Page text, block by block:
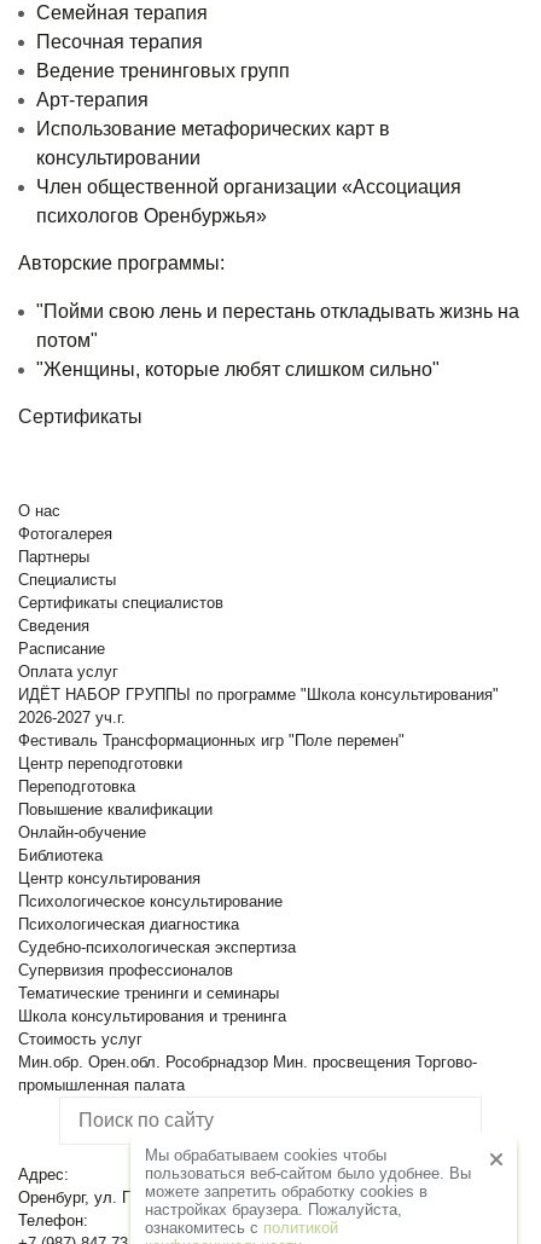
Семейная терапия
Песочная терапия
Ведение тренинговых групп
Арт-терапия
Использование метафорических карт в
консультировании
Член общественной организации «Ассоциация
психологов Оренбуржья»
Авторские программы:
"Пойми свою лень и перестань откладывать жизнь на
потом"
"Женщины, которые любят слишком сильно"
Сертификаты
О нас
Фотогалерея
Партнеры
Специалисты
Сертификаты специалистов
Сведения
Расписание
Оплата услуг
ИДЁТ НАБОР ГРУППЫ по программе "Школа консультирования"
2026-2027 уч.г.
Фестиваль Трансформационных игр "Поле перемен"
Центр переподготовки
Переподготовка
Повышение квалификации
Онлайн-обучение
Библиотека
Центр консультирования
Психологическое консультирование
Психологическая диагностика
Судебно-психологическая экспертиза
Супервизия профессионалов
Тематические тренинги и семинары
Школа консультирования и тренинга
Стоимость услуг
Мин.обр. Орен.обл.
Рособрнадзор Мин. просвещения Торгово-
промышленная палата
Адрес:
Оренбург, ул. Пролетарская, 86
Телефон:
Мы обрабатываем cookies чтобы
пользоваться веб-сайтом было удобнее. Вы
можете запретить обработку сookies в
настройках браузера. Пожалуйста,
ознакомитесь с политикой